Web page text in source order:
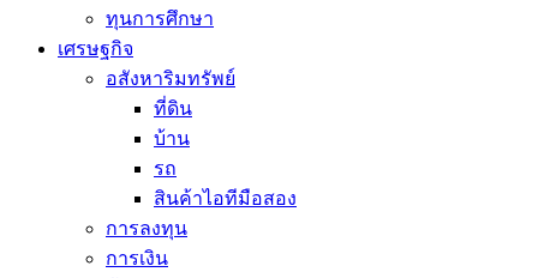
ทุนการศึกษา
เศรษฐกิจ
อสังหาริมทรัพย์
ที่ดิน
บ้าน
รถ
สินค้าไอทีมือสอง
การลงทุน
การเงิน